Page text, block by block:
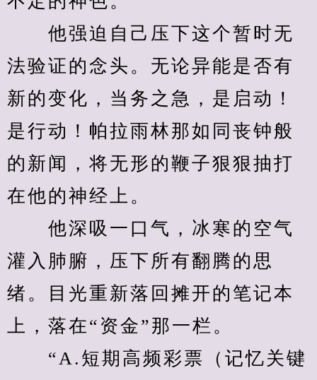
他强迫自己压下这个暂时无
法验证的念头。无论异能是否有
新的变化，当务之急，是启动！
是行动！帕拉雨林那如同丧钟般
的新闻，将无形的鞭子狠狠抽打
在他的神经上。
他深吸一口气，冰寒的空气
灌入肺腑，压下所有翻腾的思
绪。目光重新落回摊开的笔记本
上，落在“资金”那一栏。
“A.短期高频彩票（记忆关键